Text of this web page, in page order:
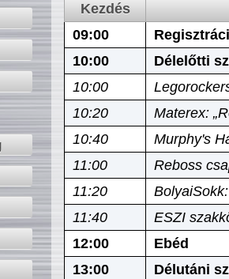
Kezdés
09:00
10:00
Délelőtti
10:00
10:20
Materex:
10:40
Murphy's
11:00
Reboss
11:20
11:40
ESZI
12:00
Ebéd
13:00
Délutáni